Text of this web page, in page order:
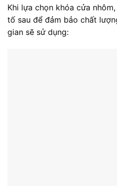
Khi lựa chọn khóa cửa
tố sau để đảm bảo chất
gian sẽ sử dụng: